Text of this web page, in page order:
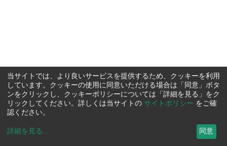
当サイトでは、より良いサービスを提供するため、クッキーを利用
しています。クッキーの使用に同意いただける場合は「同意」ボタ
ンをクリックし、クッキーポリシーについては「詳細を見る」をク
リックしてください。詳しくは当サイトの サイトポリシー をご確
認ください。
詳細を見る ... 同意